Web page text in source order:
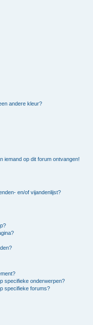
andere kleur?
iemand op dit forum ontvangen!
en/of vijandenlijst?
specifieke onderwerpen?
specifieke forums?